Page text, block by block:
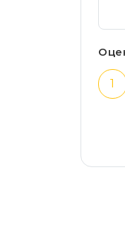
1